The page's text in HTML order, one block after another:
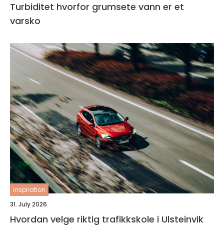
Turbiditet hvorfor grumsete vann er et
varsko
inspiration
31. July 2026
Hvordan velge riktig trafikkskole i Ulsteinvik